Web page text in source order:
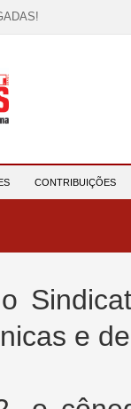
DE UNIÃO E
e reforça
CONTRIBUIÇÕES
e